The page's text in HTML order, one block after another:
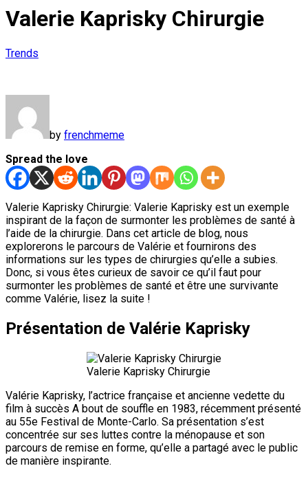
Valerie Kaprisky Chirurgie
Trends
by frenchmeme
Spread the love
Valerie Kaprisky Chirurgie: Valerie Kaprisky est un exemple
inspirant de la façon de surmonter les problèmes de santé à
l’aide de la chirurgie. Dans cet article de blog, nous
explorerons le parcours de Valérie et fournirons des
informations sur les types de chirurgies qu’elle a subies.
Donc, si vous êtes curieux de savoir ce qu’il faut pour
surmonter les problèmes de santé et être une survivante
comme Valérie, lisez la suite !
Présentation de Valérie Kaprisky
Valerie Kaprisky Chirurgie
Valérie Kaprisky, l’actrice française et ancienne vedette du
film à succès A bout de souffle en 1983, récemment présenté
au 55e Festival de Monte-Carlo. Sa présentation s’est
concentrée sur ses luttes contre la ménopause et son
parcours de remise en forme, qu’elle a partagé avec le public
de manière inspirante.